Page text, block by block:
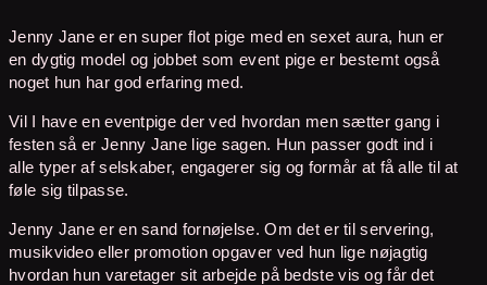
Jenny Jane er en super flot pige med en sexet aura, hun er
en dygtig model og jobbet som event pige er bestemt også
noget hun har god erfaring med.
Vil I have en eventpige der ved hvordan men sætter gang i
festen så er Jenny Jane lige sagen. Hun passer godt ind i
alle typer af selskaber, engagerer sig og formår at få alle til at
føle sig tilpasse.
Jenny Jane er en sand fornøjelse. Om det er til servering,
musikvideo eller promotion opgaver ved hun lige nøjagtig
hvordan hun varetager sit arbejde på bedste vis og får det